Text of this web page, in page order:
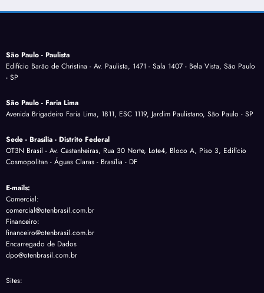
São Paulo - Paulista
Edifício Barão de Christina - Av. Paulista, 1471 - Sala 1407 - Bela Vista, São Paulo
- SP
São Paulo - Faria Lima
Avenida Brigadeiro Faria Lima, 1811, ESC 1119, Jardim Paulistano, São Paulo - SP
Sede - Brasília - Distrito Federal
OT3N Brasil - Av. Castanheiras, Rua 30 Norte, Lote4, Bloco A, Piso 3, Edifício
Cosmopolitan - Águas Claras - Brasília - DF
E-mails:
Comercial:
comercial@otenbrasil.com.br
Financeiro:
financeiro@otenbrasil.com.br
Encarregado de Dados
dpo@otenbrasil.com.br
Sites: